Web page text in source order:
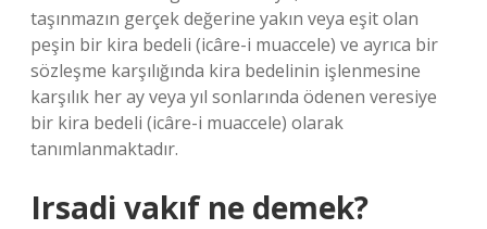
taşınmazın gerçek değerine yakın veya eşit olan
peşin bir kira bedeli (icâre-i muaccele) ve ayrıca bir
sözleşme karşılığında kira bedelinin işlenmesine
karşılık her ay veya yıl sonlarında ödenen veresiye
bir kira bedeli (icâre-i muaccele) olarak
tanımlanmaktadır.
Irsadi vakıf ne demek?